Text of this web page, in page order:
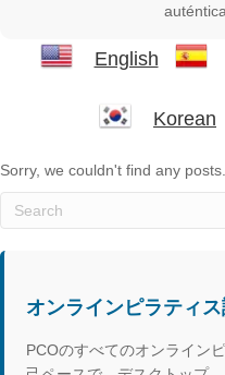
English
Korean
Sorry, we couldn't find any
オンラインピラティ
PCOのすべてのオンライン